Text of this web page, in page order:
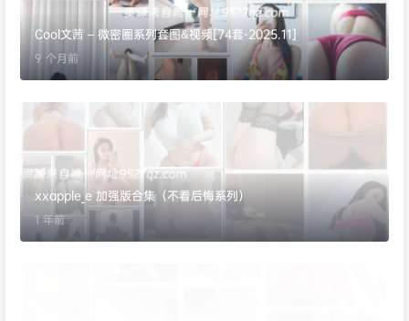
Cool文茜 – 微密圈系列套图&视频[74套-2025.11]
9 个月前
xxapple_e 加强版合集（不看后悔系列）
1 年前